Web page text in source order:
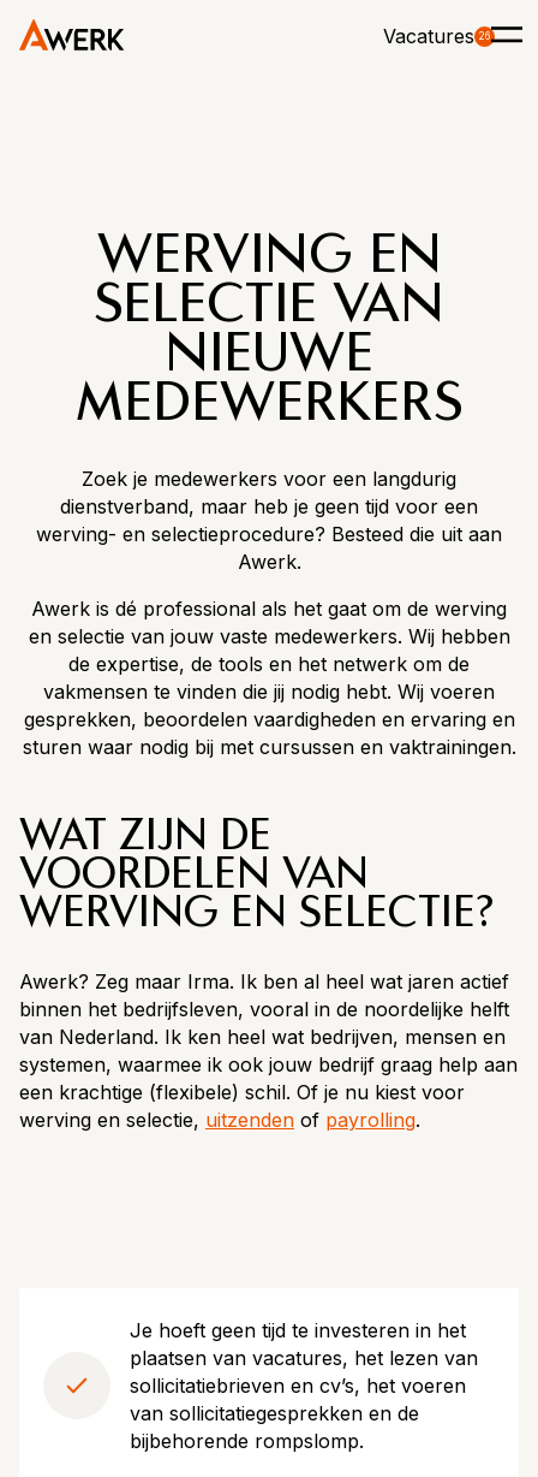
Vacatures 26
WERVING EN
SELECTIE VAN
NIEUWE
MEDEWERKERS
Zoek je medewerkers voor een langdurig
dienstverband, maar heb je geen tijd voor een
werving- en selectieprocedure? Besteed die uit aan
Awerk.
Awerk is dé professional als het gaat om de werving
en selectie van jouw vaste medewerkers. Wij hebben
de expertise, de tools en het netwerk om de
vakmensen te vinden die jij nodig hebt. Wij voeren
gesprekken, beoordelen vaardigheden en ervaring en
sturen waar nodig bij met cursussen en vaktrainingen.
WAT ZIJN DE
VOORDELEN VAN
WERVING EN SELECTIE?
Awerk? Zeg maar Irma. Ik ben al heel wat jaren actief
binnen het bedrijfsleven, vooral in de noordelijke helft
van Nederland. Ik ken heel wat bedrijven, mensen en
systemen, waarmee ik ook jouw bedrijf graag help aan
een krachtige (flexibele) schil. Of je nu kiest voor
werving en selectie, uitzenden of payrolling.
Je hoeft geen tijd te investeren in het
plaatsen van vacatures, het lezen van
sollicitatiebrieven en cv’s, het voeren
van sollicitatiegesprekken en de
bijbehorende rompslomp.